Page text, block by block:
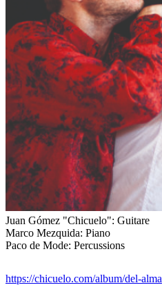
Juan Gómez "Chicuelo": Guitare
Marco Mezquida: Piano
Paco de Mode: Percussions
https://chicuelo.com/album/del-alma